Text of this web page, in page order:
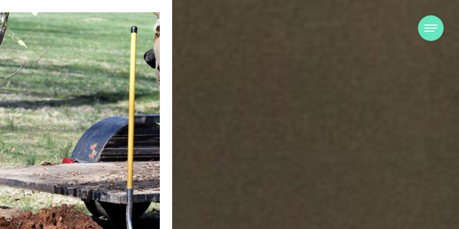
Articles récents
Top 5 des meilleurs fabricants de
piscines coques en 2026
Pourquoi votre palmier a le bout des
feuilles marrons : l’impact de
l’exposition et de l’humidité
Comment vider efficacement votre
piscine Bestway pour l’hiver
Nous joindre !
Contact
Mentions Légales